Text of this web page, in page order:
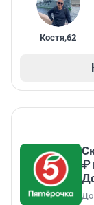
Костя,62
₽
До